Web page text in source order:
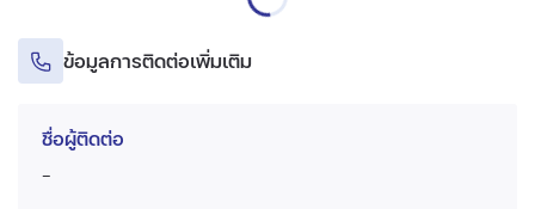
ข้อมูลการติดต่อเพิ่มเติม
ชื่อผู้ติดต่อ
-